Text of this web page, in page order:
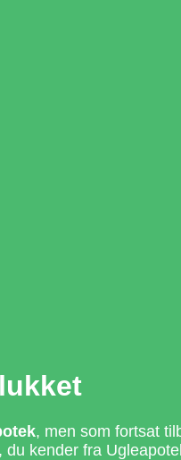
, men som fortsat
kender fra